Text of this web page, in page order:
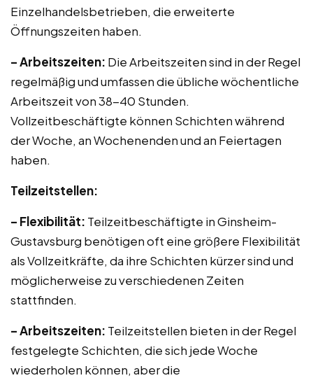
Einzelhandelsbetrieben, die erweiterte
Öffnungszeiten haben.
– Arbeitszeiten: Die Arbeitszeiten sind in der Regel
regelmäßig und umfassen die übliche wöchentliche
Arbeitszeit von 38-40 Stunden.
Vollzeitbeschäftigte können Schichten während
der Woche, an Wochenenden und an Feiertagen
haben.
Teilzeitstellen:
– Flexibilität: Teilzeitbeschäftigte in Ginsheim-
Gustavsburg benötigen oft eine größere Flexibilität
als Vollzeitkräfte, da ihre Schichten kürzer sind und
möglicherweise zu verschiedenen Zeiten
stattfinden.
– Arbeitszeiten: Teilzeitstellen bieten in der Regel
festgelegte Schichten, die sich jede Woche
wiederholen können, aber die